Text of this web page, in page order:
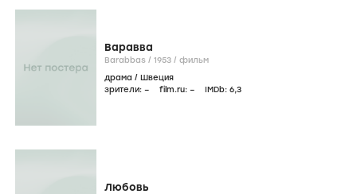
Варавва
Barabbas / 1953 / фильм
драма / Швеция
зрители: – film.ru: – IMDb: 6,3
Любовь